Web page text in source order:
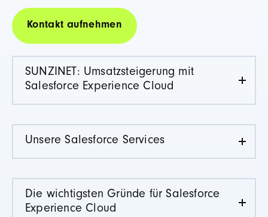
Kontakt aufnehmen
SUNZINET: Umsatzsteigerung mit
Salesforce Experience Cloud
Unsere Salesforce Services
Die wichtigsten Gründe für Salesforce
Experience Cloud